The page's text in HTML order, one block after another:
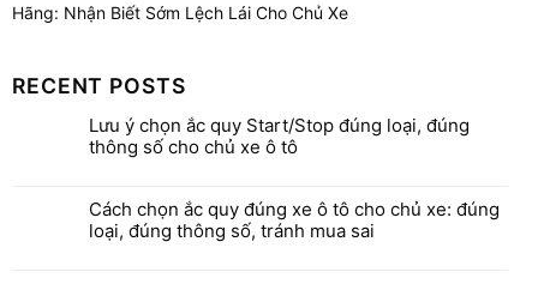
Hãng: Nhận Biết Sớm Lệch Lái Cho Chủ Xe
RECENT POSTS
Lưu ý chọn ắc quy Start/Stop đúng loại, đúng
thông số cho chủ xe ô tô
Cách chọn ắc quy đúng xe ô tô cho chủ xe: đúng
loại, đúng thông số, tránh mua sai